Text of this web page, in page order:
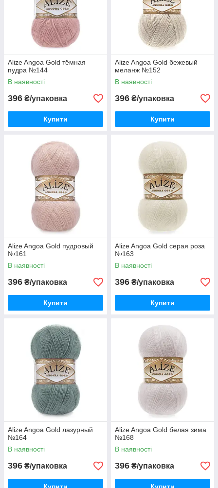
Alize Angoa Gold тёмная
пудра №144
В наявності
396 ₴/упаковка
Купити
Alize Angoa Gold бежевый
меланж №152
В наявності
396 ₴/упаковка
Купити
Alize Angoa Gold пудровый
№161
В наявності
396 ₴/упаковка
Купити
Alize Angoa Gold серая роза
№163
В наявності
396 ₴/упаковка
Купити
Alize Angoa Gold лазурный
№164
В наявності
396 ₴/упаковка
Alize Angoa Gold белая зима
№168
В наявності
396 ₴/упаковка